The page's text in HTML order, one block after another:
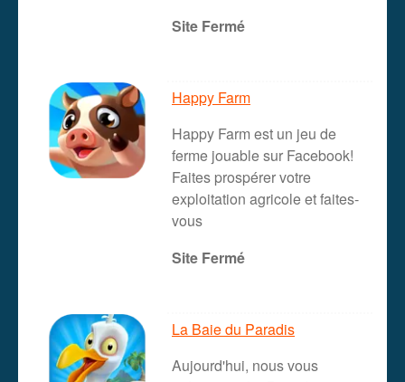
Site Fermé
Happy Farm
Happy Farm est un jeu de
ferme jouable sur Facebook!
Faites prospérer votre
exploitation agricole et faites-
vous
Site Fermé
La Baie du Paradis
Aujourd'hui, nous vous